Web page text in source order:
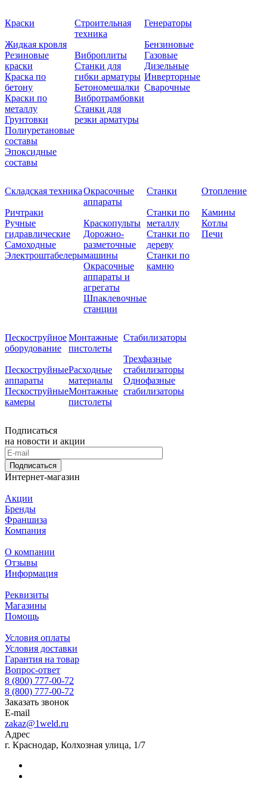
Краски
Жидкая кровля
Резиновые
краски
Краска по
бетону
Краски по
металлу
Грунтовки
Полиуретановые
составы
Эпоксидные
составы
Строительная
техника
Виброплиты
Станки для
гибки арматуры
Бетономешалки
Вибротрамбовки
Станки для
резки арматуры
Генераторы
Бензиновые
Газовые
Дизельные
Инверторные
Сварочные
Складская техника
Ричтраки
Ручные
гидравлические
Самоходные
Электроштабелеры
Окрасочные
аппараты
Краскопульты
Дорожно-
разметочные
машины
Окрасочные
аппараты и
агрегаты
Шпаклевочные
станции
Станки
Станки по
металлу
Станки по
дереву
Станки по
камню
Отопление
Камины
Котлы
Печи
Пескоструйное
оборудование
Пескоструйные
аппараты
Пескоструйные
камеры
Монтажные
пистолеты
Расходные
материалы
Монтажные
пистолеты
Стабилизаторы
Трехфазные
стабилизаторы
Однофазные
стабилизаторы
Подписаться
на новости и акции
Подписаться
Интернет-магазин
Акции
Бренды
Франшиза
Компания
О компании
Отзывы
Информация
Реквизиты
Магазины
Помощь
Условия оплаты
Условия доставки
Гарантия на товар
Вопрос-ответ
8 (800) 777-00-72
8 (800) 777-00-72
Заказать звонок
E-mail
zakaz@1weld.ru
Адрес
г. Краснодар, Колхозная улица, 1/7